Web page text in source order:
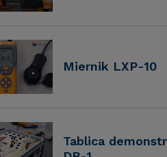
Miernik LXP-10
Tablica